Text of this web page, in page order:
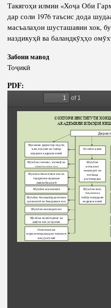
Такягоҳи илмии «Хоҷа Оби
дар соли 1976 таъсис дода
масъалаҳои шусташавии хок,
наздикуҳӣ ва баландкӯҳҳо
Забони мавод
Тоҷикӣ
PDF: